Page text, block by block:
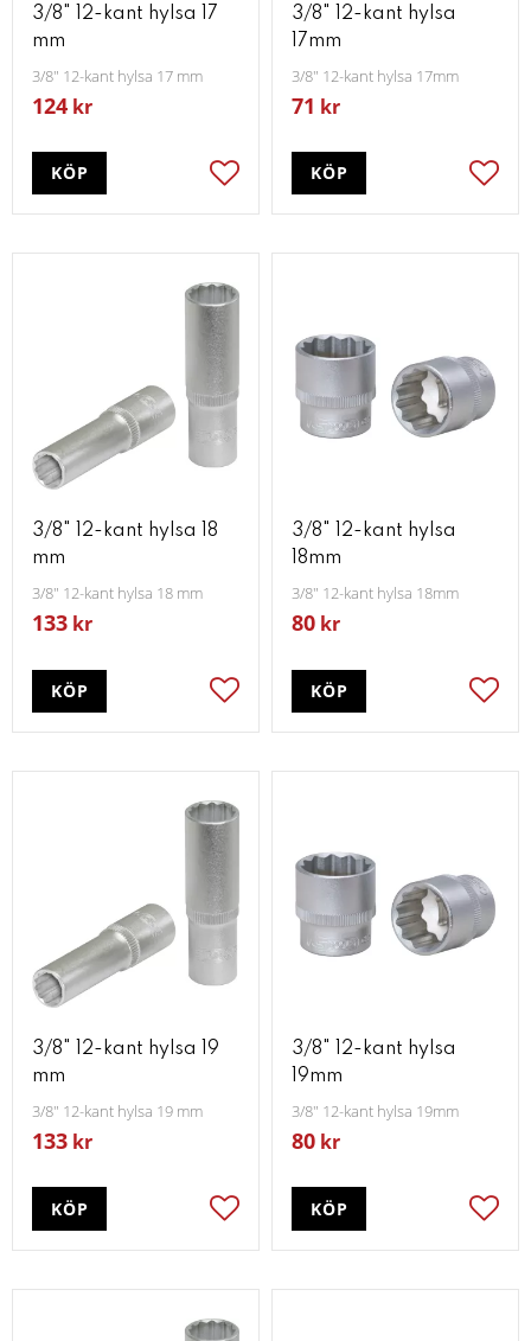
3/8" 12-kant hylsa 17
mm
3/8" 12-kant hylsa 17 mm
124 kr
Lägg till i favoriter
KÖP
3/8" 12-kant hylsa
17mm
3/8" 12-kant hylsa 17mm
71 kr
KÖP
3/8" 12-kant hylsa 18
mm
3/8" 12-kant hylsa 18 mm
133 kr
Lägg till i favoriter
KÖP
3/8" 12-kant hylsa
18mm
3/8" 12-kant hylsa 18mm
80 kr
KÖP
3/8" 12-kant hylsa 19
mm
3/8" 12-kant hylsa 19 mm
133 kr
Lägg till i favoriter
KÖP
3/8" 12-kant hylsa
19mm
3/8" 12-kant hylsa 19mm
80 kr
KÖP